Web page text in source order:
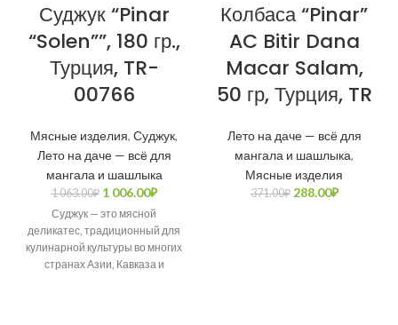
Суджук “Pinar
“Solen””, 180 гр.,
Турция, TR-
00766
Мясные изделия, Суджук,
Лето на даче — всё для
мангала и шашлыка
1 063.00₽ 1 006.00₽
Суджук — это мясной
деликатес, традиционный для
кулинарной культуры во многих
странах Азии, Кавказа и
Колбаса “Pinar”
AC Bitir Dana
Macar Salam,
50 гр, Турция, TR
Лето на даче — всё для
мангала и шашлыка,
Мясные изделия
371.00₽ 288.00₽